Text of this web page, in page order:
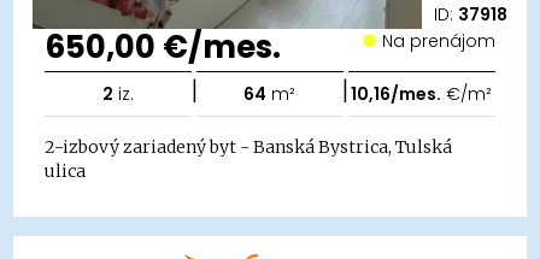
ID: 37918
650,00 €/mes. Na prenájom
2 iz. | 64 m² | 10,16/mes. €/m²
2-izbový zariadený byt - Banská Bystrica, Tulská
ulica